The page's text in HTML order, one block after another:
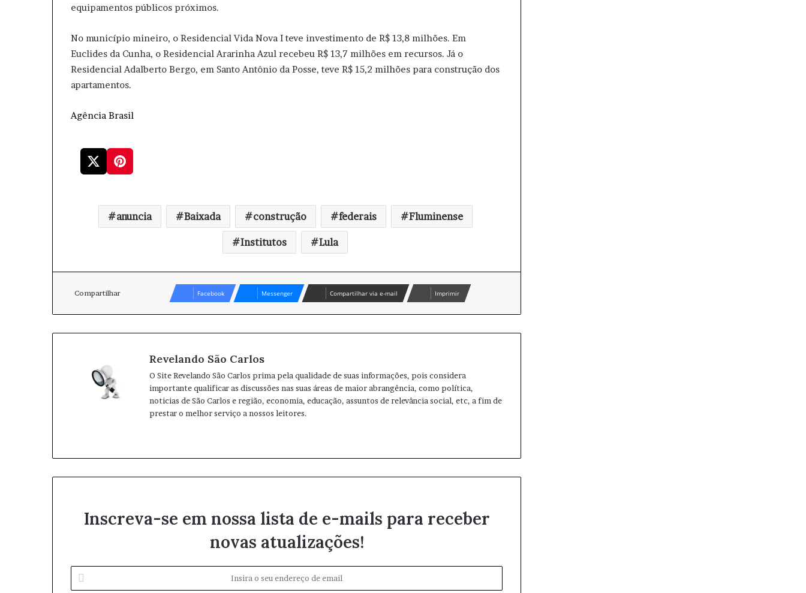
equipamentos públicos próximos.
No município mineiro, o Residencial Vida Nova I teve investimento de R$ 13,8 milhões. Em
Euclides da Cunha, o Residencial Ararinha Azul recebeu R$ 13,7 milhões em recursos. Já o
Residencial Adalberto Bergo, em Santo Antônio da Posse, teve R$ 15,2 milhões para construção dos
apartamentos.
Agência Brasil
anuncia Baixada construção federais Fluminense
Institutos Lula
Compartilhar Facebook Messenger Compartilhar via e-mail Imprimir
Revelando São Carlos
O Site Revelando São Carlos prima pela qualidade de suas informações, pois considera
importante qualificar as discussões nas suas áreas de maior abrangência, como política,
noticias de São Carlos e região, economia, educação, assuntos de relevância social, etc, a fim de
prestar o melhor serviço a nossos leitores.
b
s
e
s
t
r
Inscreva-se em nossa lista de e-mails para receber
novas atualizações!